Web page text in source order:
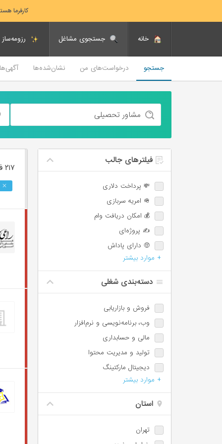
کارفرما
خانه جستجوی مشاغل رزومه‌ساز
جستجو درخواست‌های من نشان‌شده‌ها
💸 پرداخت دلاری
🪖 امریه سربازی
💰 امکان دریافت وام
✍️ پروژه‌ای
🤑 دارای پاداش
💯 دارای پورسانت
📈 امکان ترفیع شغلی
🕐 پاره‌وقت
♿️ امکان استخدام معلولین
⏱️ ساعت کاری شناور
🩺 بیمه تکمیلی
📊 سهام تشویقی
✈️ سفر کاری
+ موارد بیشتر
فروش و بازاریابی
وب،‌ برنامه‌نویسی و نرم‌افزار
مالی و حسابداری
تولید و مدیریت محتوا
دیجیتال مارکتینگ
مسئول دفتر، اجرائی و اداری
طراحی
آموزش
+ موارد بیشتر
تهران
۲۱۷ فرصت ‌شغلی